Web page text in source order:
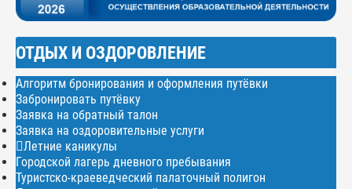
ОТДЫХ И ОЗДОРОВЛЕНИЕ
Алгоритм бронирования и оформления путёвки
Забронировать путёвку
Заявка на обратный талон
Заявка на оздоровительные услуги
Летние каникулы
Городской лагерь дневного пребывания
Туристско-краеведческий палаточный полигон